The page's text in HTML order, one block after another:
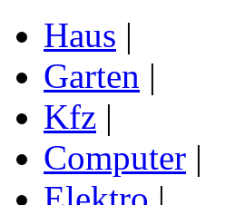
Haus |
Garten |
Kfz |
Computer |